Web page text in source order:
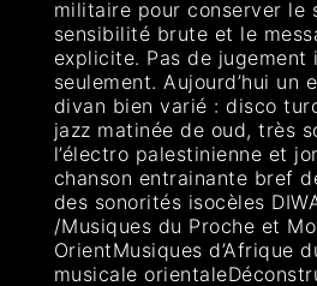
militaire pour conserver le
sensibilité brute et le
explicite. Pas de jugement
seulement. Aujourd’hui un
divan bien varié : disco
jazz matinée de oud, très
l’électro palestinienne et
chanson entrainante bref
des sonorités isocèles
/Musiques du Proche et
OrientMusiques d’Afrique
musicale